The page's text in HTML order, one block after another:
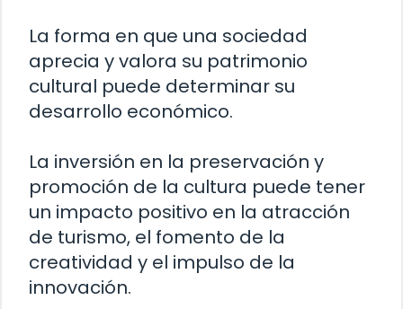
La forma en que una sociedad
aprecia y valora su patrimonio
cultural puede determinar su
desarrollo económico.
La inversión en la preservación y
promoción de la cultura puede tener
un impacto positivo en la atracción
de turismo, el fomento de la
creatividad y el impulso de la
innovación.